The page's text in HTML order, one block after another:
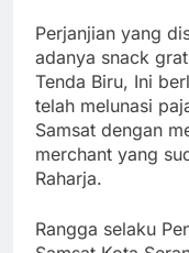
Perjanjian yang
adanya snack
Tenda Biru, Ini
telah melunasi
Samsat dengan
merchant yang
Raharja.
Rangga selaku